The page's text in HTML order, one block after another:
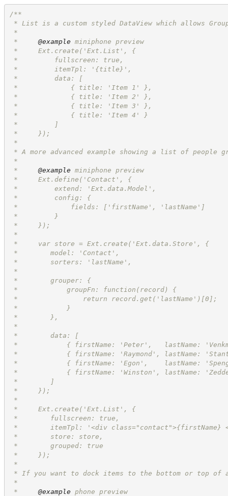
/**
* List is a custom styled DataView which allows
*
* @example miniphone preview
*     Ext.create('Ext.List', {
*         fullscreen: true,
*         itemTpl: '{title}',
*         data: [
*             { title: 'Item 1' },
*             { title: 'Item 2' },
*             { title: 'Item 3' },
*             { title: 'Item 4' }
*         ]
*     });
*
* A more advanced example showing a list of people
*
* @example miniphone preview
*     Ext.define('Contact', {
*         extend: 'Ext.data.Model',
*         config: {
*             fields: ['firstName', 'lastName']
*         }
*     });
*
*     var store = Ext.create('Ext.data.Store', {
*        model: 'Contact',
*        sorters: 'lastName',
*
*        grouper: {
*            groupFn: function(record) {
*                return record.get('lastName')[0];
*            }
*        },
*
*        data: [
*            { firstName: 'Peter',   lastName:
*            { firstName: 'Raymond', lastName:
*            { firstName: 'Egon',    lastName:
*            { firstName: 'Winston', lastName:
*        ]
*     });
*
*     Ext.create('Ext.List', {
*        fullscreen: true,
*        itemTpl: '<div class="contact">{firstName}
*        store: store,
*        grouped: true
*     });
*
* If you want to dock items to the bottom or top
*
* @example phone preview